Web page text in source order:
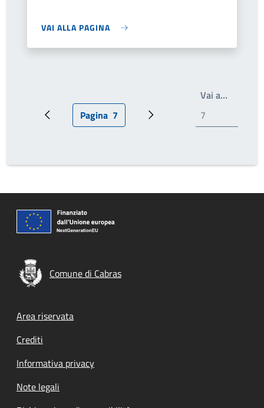
VAI ALLA PAGINA
Pagina precedentePagina attuale
Pagina 7 Prossima pagina
Vai a…
Comune di Cabras
Footer menu
Area riservata
Crediti
Informativa privacy
Note legali